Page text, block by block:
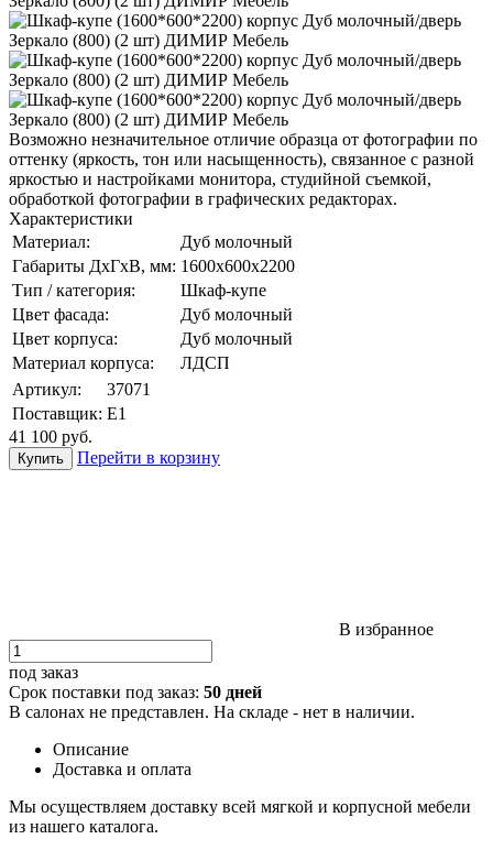
Возможно незначительное отличие образца от фотографии по
оттенку (яркость, тон или насыщенность), связанное с разной
яркостью и настройками монитора, студийной съемкой,
обработкой фотографии в графических редакторах.
Характеристики
Материал:
Дуб молочный
Габариты ДхГхВ, мм: 1600x600x2200
Тип / категория:
Шкаф-купе
Цвет фасада:
Дуб молочный
Цвет корпуса:
Дуб молочный
Материал корпуса:
ЛДСП
Артикул:
37071
Поставщик: Е1
41 100 руб.
Перейти в корзину
В избранное
под заказ
Срок поставки под заказ: 50 дней
В салонах не представлен. На складе - нет в наличии.
Описание
Доставка и оплата
Мы осуществляем доставку всей мягкой и корпусной мебели
из нашего каталога.